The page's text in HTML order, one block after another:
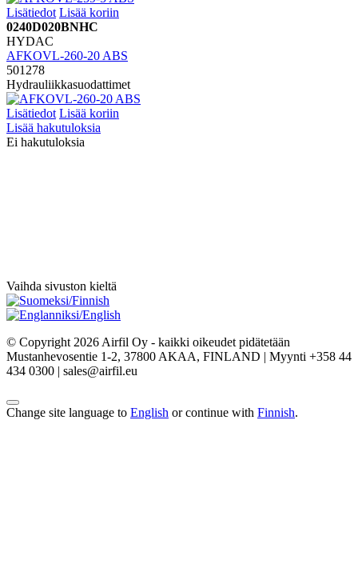
Lisätiedot Lisää koriin
0240D020BNHC
HYDAC
AFKOVL-260-20 ABS
501278
Hydrauliikkasuodattimet
Lisätiedot Lisää koriin
Lisää hakutuloksia
Ei hakutuloksia
Vaihda sivuston kieltä
© Copyright 2026 Airfil Oy - kaikki oikeudet pidätetään
Mustanhevosentie 1-2, 37800 AKAA, FINLAND | Myynti +358 44
434 0300 | sales@airfil.eu
Change site language to English or continue with Finnish.